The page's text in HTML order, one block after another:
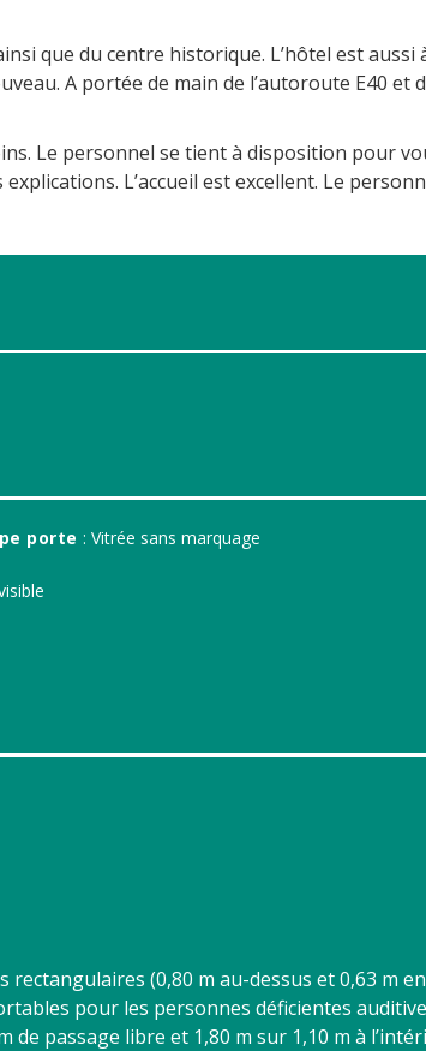
que du centre historique. L’hôtel est aussi
A portée de main de l’autoroute E40 et
Le personnel se tient à disposition pour
L’accueil est excellent. Le
porte : Vitrée sans marquage
rectangulaires (0,80 m au-dessus et 0,63 m en
pour les personnes déficientes
de passage libre et 1,80 m sur 1,10 m à